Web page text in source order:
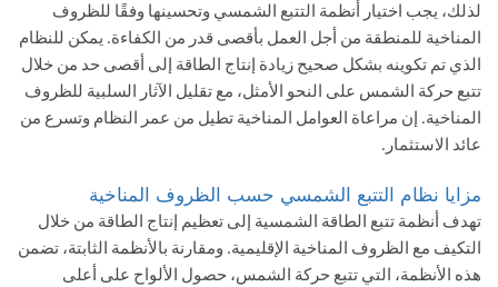
لذلك، يجب اختيار أنظمة التتبع الشمسي وتحسينها وفقًا للظروف
المناخية للمنطقة من أجل العمل بأقصى قدر من الكفاءة. يمكن للنظام
الذي تم تكوينه بشكل صحيح زيادة إنتاج الطاقة إلى أقصى حد من خلال
تتبع حركة الشمس على النحو الأمثل، مع تقليل الآثار السلبية للظروف
المناخية. إن مراعاة العوامل المناخية تطيل من عمر النظام وتسرع من
عائد الاستثمار.
مزايا نظام التتبع الشمسي حسب الظروف المناخية
تهدف أنظمة تتبع الطاقة الشمسية إلى تعظيم إنتاج الطاقة من خلال
التكيف مع الظروف المناخية الإقليمية. ومقارنة بالأنظمة الثابتة، تضمن
هذه الأنظمة، التي تتبع حركة الشمس، حصول الألواح على أعلى